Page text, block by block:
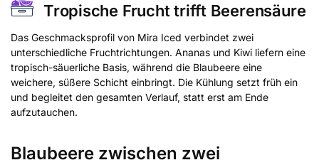
Tropische Frucht trifft Beerensäure
Das Geschmacksprofil von Mira Iced verbindet zwei
unterschiedliche Fruchtrichtungen. Ananas und Kiwi liefern eine
tropisch-säuerliche Basis, während die Blaubeere eine
weichere, süßere Schicht einbringt. Die Kühlung setzt früh ein
und begleitet den gesamten Verlauf, statt erst am Ende
aufzutauchen.
Blaubeere zwischen zwei